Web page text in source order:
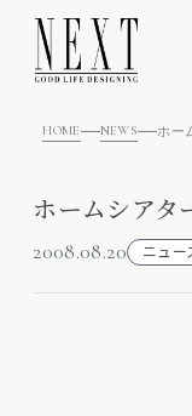
HOME NEWS ホー
ホームシア
2008.08.20 ニュー